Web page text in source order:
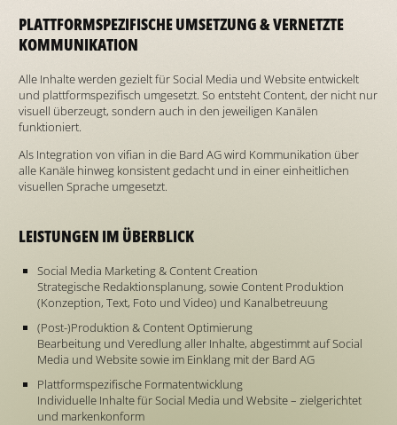
PLATTFORMSPEZIFISCHE UMSETZUNG & VERNETZTE
KOMMUNIKATION
Alle Inhalte werden gezielt für Social Media und Website entwickelt
und plattformspezifisch umgesetzt. So entsteht Content, der nicht nur
visuell überzeugt, sondern auch in den jeweiligen Kanälen
funktioniert.
Als Integration von vifian in die Bard AG wird Kommunikation über
alle Kanäle hinweg konsistent gedacht und in einer einheitlichen
visuellen Sprache umgesetzt.
LEISTUNGEN IM ÜBERBLICK
Social Media Marketing & Content Creation
Strategische Redaktionsplanung, sowie Content Produktion
(Konzeption, Text, Foto und Video) und Kanalbetreuung
(Post-)Produktion & Content Optimierung
Bearbeitung und Veredlung aller Inhalte, abgestimmt auf Social
Media und Website sowie im Einklang mit der Bard AG
Plattformspezifische Formatentwicklung
Individuelle Inhalte für Social Media und Website – zielgerichtet
und markenkonform